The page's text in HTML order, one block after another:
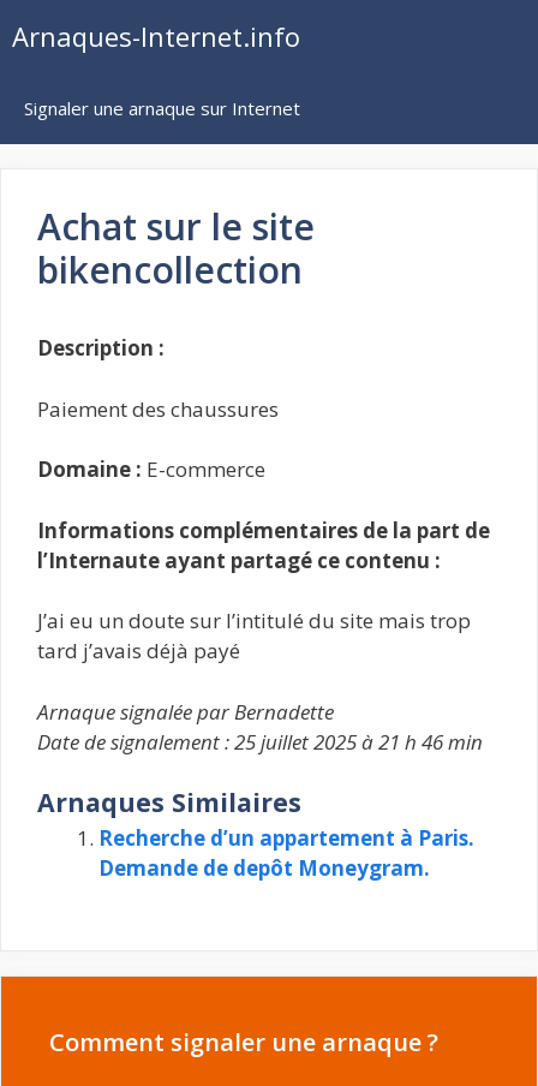
auArnaques-Internet.info
Signaler une arnaque sur Internet
Achat sur le site
bikencollection
Description :
Paiement des chaussures
Domaine : E-commerce
Informations complémentaires de la part de
l’Internaute ayant partagé ce contenu :
J’ai eu un doute sur l’intitulé du site mais trop
tard j’avais déjà payé
Arnaque signalée par Bernadette
Date de signalement : 25 juillet 2025 à 21 h 46 min
Arnaques Similaires
Recherche d’un appartement à Paris.
Demande de depôt Moneygram.
Comment signaler une arnaque ?